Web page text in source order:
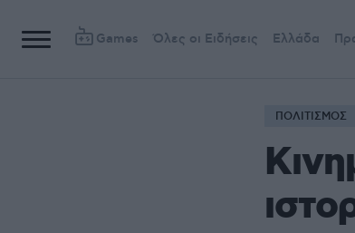
Games Όλες οι Ειδήσεις Ελλάδα
ΠΟΛΙΤΙΣΜΟΣ